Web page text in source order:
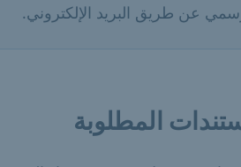
عن طريق البريد الإلكتروني.
المطلوبة